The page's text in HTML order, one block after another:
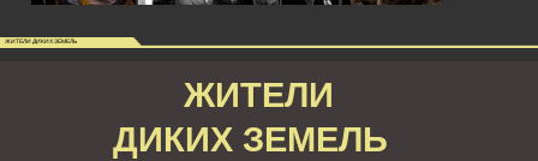
ЖИТЕЛИ ДИКИХ ЗЕМЕЛЬ
ЖИТЕЛИ
ДИКИХ ЗЕМЕЛЬ